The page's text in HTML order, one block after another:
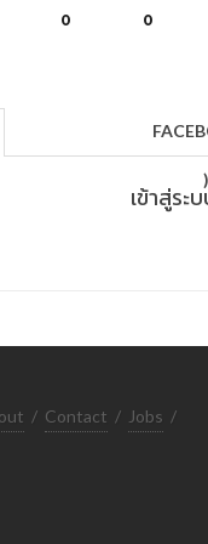
0 0
)
เข้าสู่ร
/ Contact / Jobs /